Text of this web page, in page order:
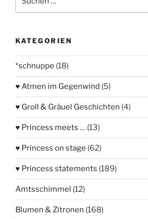
nach:
KATEGORIEN
*schnuppe (18)
♥ Atmen im Gegenwind (5)
♥ Groll & Gräuel Geschichten (4)
♥ Princess meets … (13)
♥ Princess on stage (62)
♥ Princess statements (189)
Amtsschimmel (12)
Blumen & Zitronen (168)